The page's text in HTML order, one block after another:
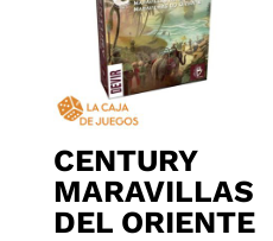
CENTURY
MARAVILLAS
DEL ORIENTE